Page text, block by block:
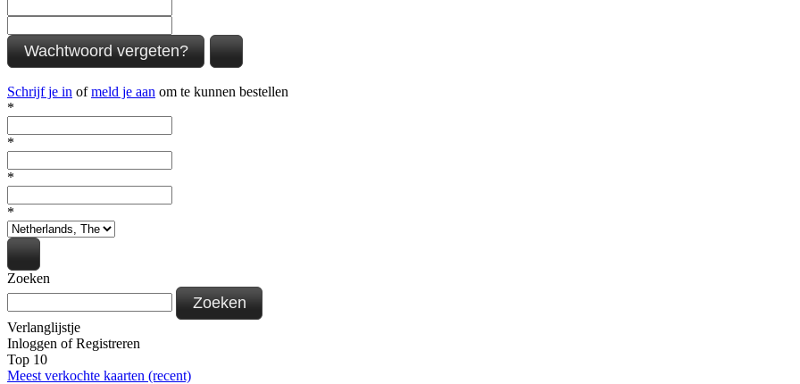
Wachtwoord vergeten?
Schrijf je in ofmeld je aan om te kunnen bestellen
*
*
*
*
Zoeken
Zoeken
Verlanglijstje
Inloggen ofRegistreren
Top 10
Meest verkochte kaarten (recent)